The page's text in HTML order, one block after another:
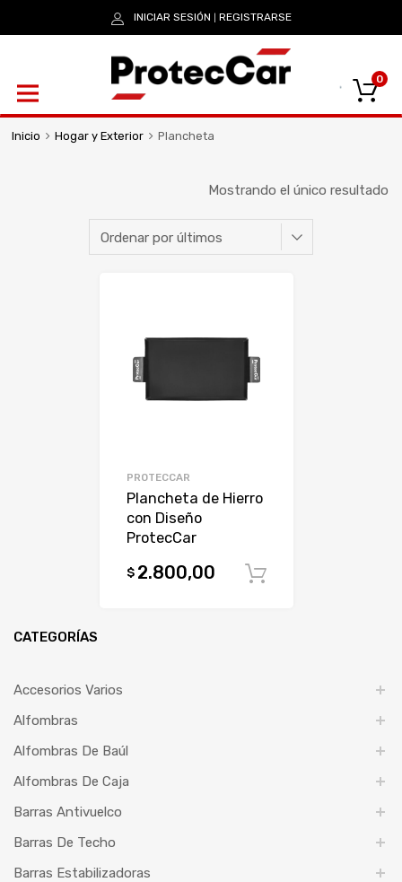
INICIAR SESIÓN REGISTRARSE
0
Inicio Hogar y Exterior Plancheta
Mostrando el único resultado
PROTECCAR
Plancheta de Hierro
con Diseño
ProtecCar
$ 2.800,00
CATEGORÍAS
Accesorios Varios
Alfombras
Alfombras De Baúl
Alfombras De Caja
Barras Antivuelco
Barras De Techo
Barras Estabilizadoras